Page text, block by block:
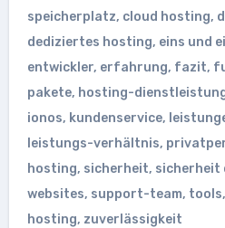
speicherplatz, cloud hosting,
dediziertes hosting, eins und
entwickler, erfahrung, fazit,
pakete, hosting-
ionos, kundenservice,
leistungs-verhältnis,
hosting, sicherheit, sicherheit
websites, support-team, tools,
hosting, zuverlässigkeit